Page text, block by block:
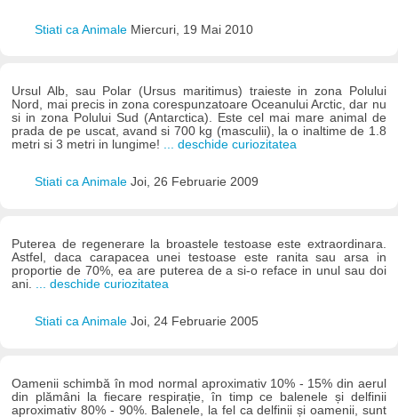
Stiati ca Animale Miercuri, 19 Mai 2010
Ursul Alb, sau Polar (Ursus maritimus) traieste in zona Polului
Nord, mai precis in zona corespunzatoare Oceanului Arctic, dar nu
si in zona Polului Sud (Antarctica). Este cel mai mare animal de
prada de pe uscat, avand si 700 kg (masculii), la o inaltime de 1.8
metri si 3 metri in lungime! ... deschide curiozitatea
Stiati ca Animale Joi, 26 Februarie 2009
Puterea de regenerare la broastele testoase este extraordinara.
Astfel, daca carapacea unei testoase este ranita sau arsa in
proportie de 70%, ea are puterea de a si-o reface in unul sau doi
ani.
... deschide curiozitatea
Stiati ca Animale Joi, 24 Februarie 2005
Oamenii schimbă în mod normal aproximativ 10% - 15% din aerul
din plămâni la fiecare respirație, în timp ce balenele și delfinii
aproximativ 80% - 90%. Balenele, la fel ca delfinii și oamenii, sunt